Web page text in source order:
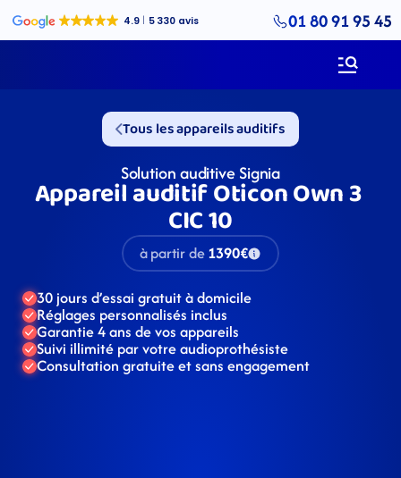
01 80 91 95 45
Tous les appareils auditifs
Solution auditive Signia
Appareil auditif Oticon Own 3
CIC 10
à partir de1390€
30 jours d’essai gratuit à domicile
Réglages personnalisés inclus
Garantie 4 ans de vos appareils
Suivi illimité par votre audioprothésiste
Consultation gratuite et sans engagement